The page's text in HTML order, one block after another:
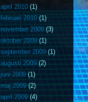
april 2010 (1)
februari 2010(1)
november 2009 (3)
oktober 2009(1)
september 2009(1)
augusti 2009(2)
juni 2009(1)
maj 2009(2)
april 2009 (4)